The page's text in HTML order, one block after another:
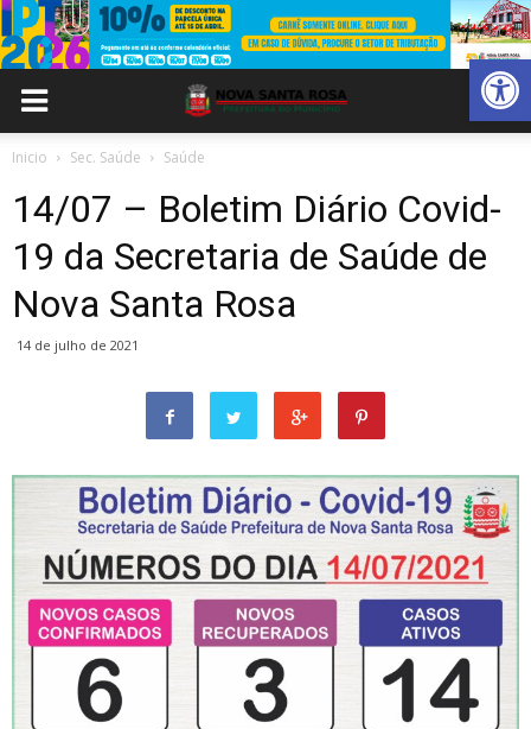
Abrir
Inicio Sec. Saúde Saúde
14/07 – Boletim Diário Covid-
19 da Secretaria de Saúde de
Nova Santa Rosa
14 de julho de 2021